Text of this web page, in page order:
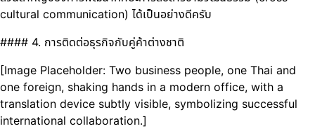
cultural communication) ได้เป็นอย่างดีครับ
#### 4. การติดต่อธุรกิจกับคู่ค้าต่างชาติ
[Image Placeholder: Two business people, one Thai and
one foreign, shaking hands in a modern office, with a
translation device subtly visible, symbolizing successful
international collaboration.]